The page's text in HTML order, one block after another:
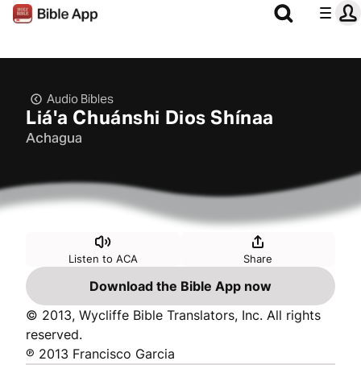
Audio Bibles
Liáꞌa Chuánshi Dios Shínaa
Achagua
Listen to ACA Share
Download the Bible App now
© 2013, Wycliffe Bible Translators, Inc. All rights
reserved.
℗ 2013 Francisco Garcia